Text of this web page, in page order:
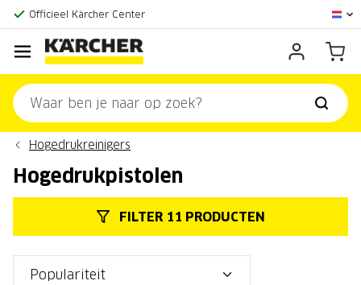
Klantenscore:9,3/10
Hogedrukreinigers
Hogedrukpistolen
FILTER 11 PRODUCTEN